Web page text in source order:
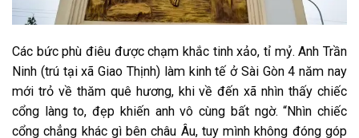
Các bức phù điêu được chạm khắc tinh xảo, tỉ mỷ. Anh Trần
Ninh (trú tại xã Giao Thịnh) làm kinh tế ở Sài Gòn 4 năm nay
mới trỏ về thăm quê hương, khi về đến xã nhìn thấy chiếc
cổng làng to, đẹp khiến anh vô cùng bất ngờ. “Nhìn chiếc
cổng chẳng khác gì bên châu Âu, tuy mình không đóng góp